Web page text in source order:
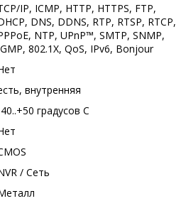
IP, ICMP, HTTP, HTTPS, FTP,
DNS, DDNS, RTP, RTSP, RTCP,
NTP, UPnP™, SMTP, SNMP,
802.1X, QoS, IPv6, Bonjour
внутренняя
градуcов С
/ Сеть